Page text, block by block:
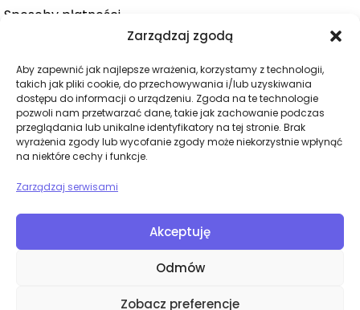
Zarządzaj zgodą
Aby zapewnić jak najlepsze wrażenia, korzystamy z technologii,
takich jak pliki cookie, do przechowywania i/lub uzyskiwania
dostępu do informacji o urządzeniu. Zgoda na te technologie
pozwoli nam przetwarzać dane, takie jak zachowanie podczas
przeglądania lub unikalne identyfikatory na tej stronie. Brak
wyrażenia zgody lub wycofanie zgody może niekorzystnie wpłynąć
na niektóre cechy i funkcje.
Zarządzaj serwisami
Akceptuję
Odmów
Zobacz preferencje
Sposoby płatności
Zamówienie
KATEGORIE
Dla niej
Dla niego
BDSM